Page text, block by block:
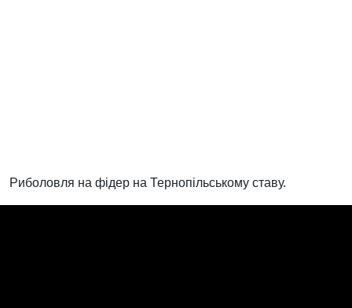
Риболовля на фідер на Тернопільському ставу.